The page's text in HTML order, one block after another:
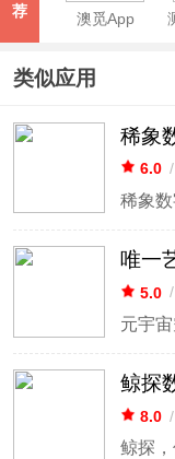
荐
澳觅App
类似应用
稀象
6.0 /
唯一
5.0 /
元宇
鲸探
8.0 /
鲸探